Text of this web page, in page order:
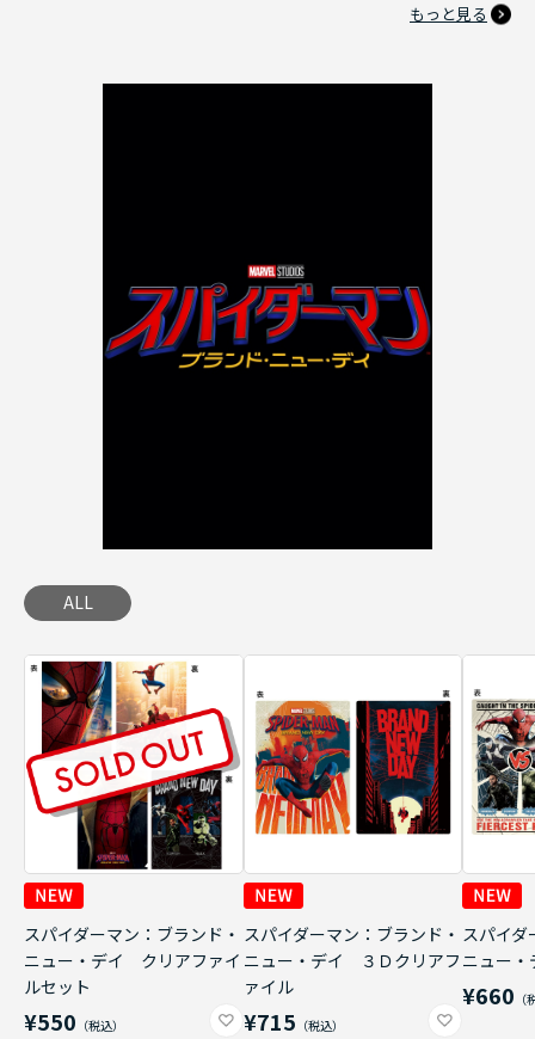
もっと見る
ALL
スパイダーマン：ブランド・
ニュー・デイ クリアファイ
ルセット
¥550
スパイダーマン：ブランド・
ニュー・デイ ３Ｄクリアフ
ァイル
¥715
スパイダ
ニュー
¥660